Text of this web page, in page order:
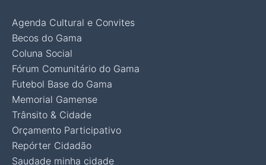
Agenda Cultural e Convites
Becos do Gama
Coluna Social
Fórum Comunitário do Gama
Futebol Base do Gama
Memorial Gamense
Trânsito & Cidade
Orçamento Participativo
Repórter Cidadão
Saudade minha cidade